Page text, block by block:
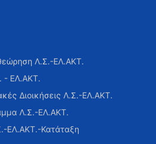
Λ.Σ.-ΕΛ.ΑΚΤ.
- ΕΛ.ΑΚΤ.
Διοικήσεις Λ.Σ.-ΕΛ.ΑΚΤ.
Λ.Σ.-ΕΛ.ΑΚΤ.
ΕΛ.ΑΚΤ.-Κατάταξη